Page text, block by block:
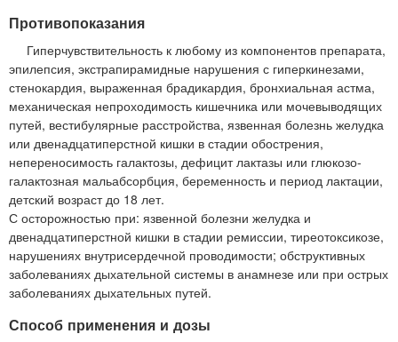
Противопоказания
Гиперчувствительность к любому из компонентов препарата,
эпилепсия, экстрапирамидные нарушения с гиперкинезами,
стенокардия, выраженная брадикардия, бронхиальная астма,
механическая непроходимость кишечника или мочевыводящих
путей, вестибулярные расстройства, язвенная болезнь желудка
или двенадцатиперстной кишки в стадии обострения,
непереносимость галактозы, дефицит лактазы или глюкозо-
галактозная мальабсорбция, беременность и период лактации,
детский возраст до 18 лет.
С осторожностью при: язвенной болезни желудка и
двенадцатиперстной кишки в стадии ремиссии, тиреотоксикозе,
нарушениях внутрисердечной проводимости; обструктивных
заболеваниях дыхательной системы в анамнезе или при острых
заболеваниях дыхательных путей.
Способ применения и дозы